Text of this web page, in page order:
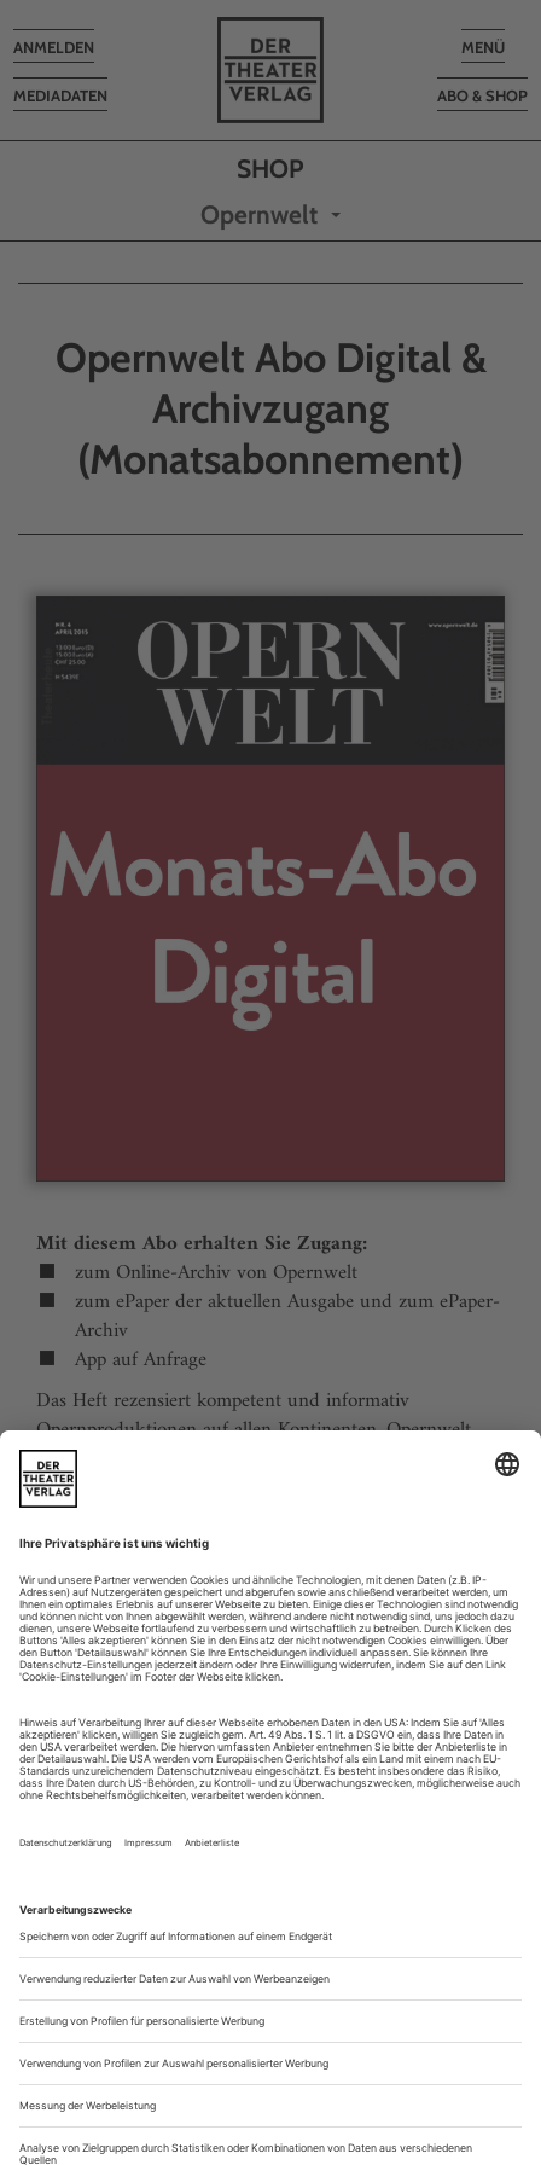
Toggle
MENÜ
ABO & SHOP
MEDIADATEN
Toggle
navigation
ANMELDEN
Opernwelt
Opernwelt Abo Digital &
Archivzugang
(Monatsabonnement)
Mit diesem Abo erhalten Sie Zugang:
zum Online-Archiv von Opernwelt
zum ePaper der aktuellen Ausgabe und zum ePaper-
Archiv
App auf Anfrage
Das Heft rezensiert kompetent und informativ
Opernproduktionen auf allen Kontinenten. Opernwelt
zeigt die Welt hinter der Bühne, befragt die Macher und
verfolgt die Kulturpolitik. Große Themenblöcke
behandeln die Geschichte der Oper, bedeutende
Komponisten und die interessantesten Aspekte des
internationalen Musiklebens. Die Premierenvorschau
animiert zu Opernreisen in alle Welt.
Sie erhalten Zugang zum Online-Archiv von Opernwelt
und können sowohl das aktuelle ePaper als auch das
ePaper-Archiv über Ihren Account auf www.der-
theaterverlag.de einsehen. Zugang zur App auf Anfrage.
Das Abonnement hat eine Laufzeit von einem Monat und
verlängert sich jeweils um einen weiteren Monat, sofern
es nicht vom Kunden auf der Seite „Mein Konto/Meine
Bestellungen“ auf www.der-theaterverlag.de gekündigt
in Kraft.
Aus steuerlichen Gründen abweichende Preise für Käufe
außerhalb Deutschlands (Endpreis vor Auslösen der Bestellung
ersichtlich)
9,99 €